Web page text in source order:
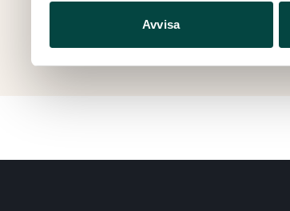
Avvisa
Senast ändrad: 04 juni